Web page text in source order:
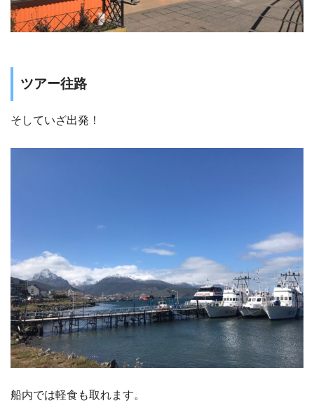
ツアー往路
そしていざ出発！
船内では軽食も取れます。